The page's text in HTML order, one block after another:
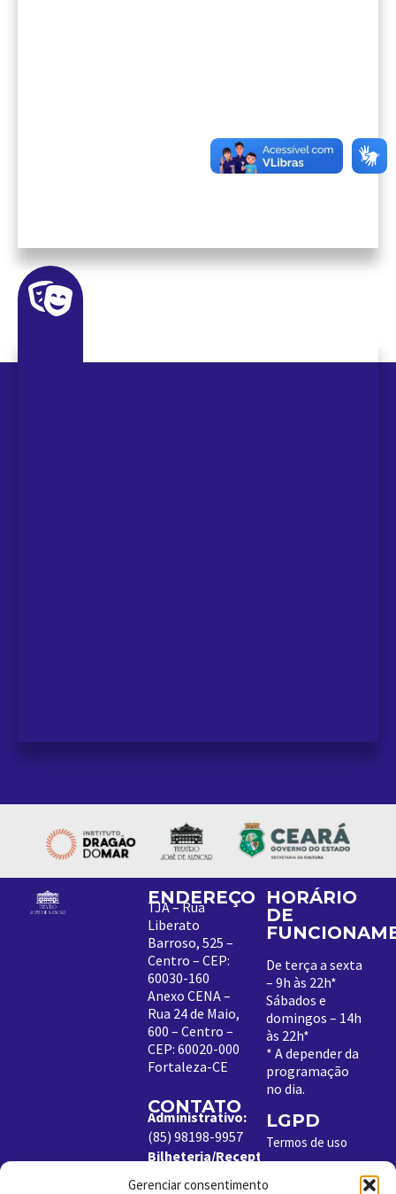
Gerenciar consentimento
ENDEREÇO
TJA – Rua
Liberato
Barroso, 525 –
Centro – CEP:
60030-160
Anexo CENA –
Rua 24 de Maio,
600 – Centro –
CEP: 60020-000
Fortaleza-CE
CONTATO
Administrativo:
(85) 98198-9957
Bilheteria/Receptivo:
(85) 99204-8843
HORÁRIO
DE
De terça a sexta
– 9h às 22h*
Sábados e
domingos – 14h
às 22h*
* A depender da
programação
no dia.
LGPD
Termos de uso